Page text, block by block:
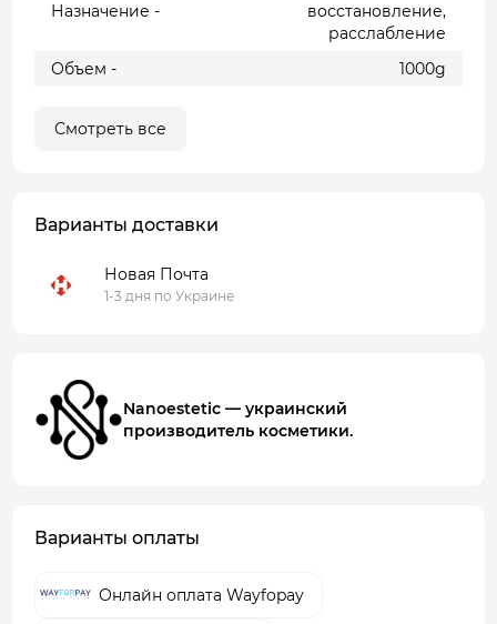
Назначение -
восстановление,
расслабление
Объем -
1000g
Смотреть все
Варианты доставки
Новая Почта
1-3 дня по Украине
Nanoestetic — украинский
производитель косметики.
Варианты оплаты
Онлайн оплата Wayfopay